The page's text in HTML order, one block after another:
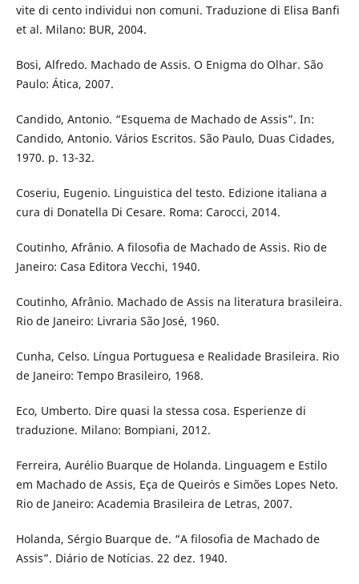
vite di cento individui non comuni. Traduzione di Elisa Banfi
et al. Milano: BUR, 2004.
Bosi, Alfredo. Machado de Assis. O Enigma do Olhar. São
Paulo: Ática, 2007.
Candido, Antonio. “Esquema de Machado de Assis”. In:
Candido, Antonio. Vários Escritos. São Paulo, Duas Cidades,
1970. p. 13-32.
Coseriu, Eugenio. Linguistica del testo. Edizione italiana a
cura di Donatella Di Cesare. Roma: Carocci, 2014.
Coutinho, Afrânio. A filosofia de Machado de Assis. Rio de
Janeiro: Casa Editora Vecchi, 1940.
Coutinho, Afrânio. Machado de Assis na literatura brasileira.
Rio de Janeiro: Livraria São José, 1960.
Cunha, Celso. Língua Portuguesa e Realidade Brasileira. Rio
de Janeiro: Tempo Brasileiro, 1968.
Eco, Umberto. Dire quasi la stessa cosa. Esperienze di
traduzione. Milano: Bompiani, 2012.
Ferreira, Aurélio Buarque de Holanda. Linguagem e Estilo
em Machado de Assis, Eça de Queirós e Simões Lopes Neto.
Rio de Janeiro: Academia Brasileira de Letras, 2007.
Holanda, Sérgio Buarque de. “A filosofia de Machado de
Assis”. Diário de Notícias. 22 dez. 1940.